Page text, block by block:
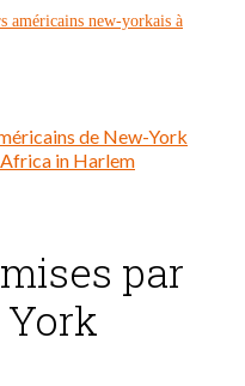
de New-York
in Harlem
par